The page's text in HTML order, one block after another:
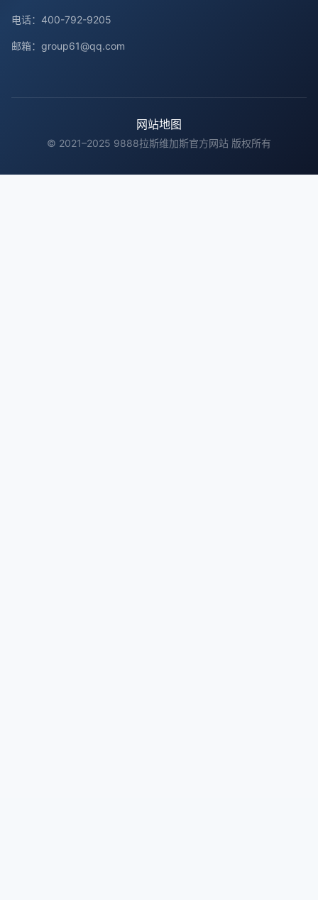
电话：400-792-9205
邮箱：group61@qq.com
网站地图
© 2021–2025 9888拉斯维加斯官方网站 版权所有